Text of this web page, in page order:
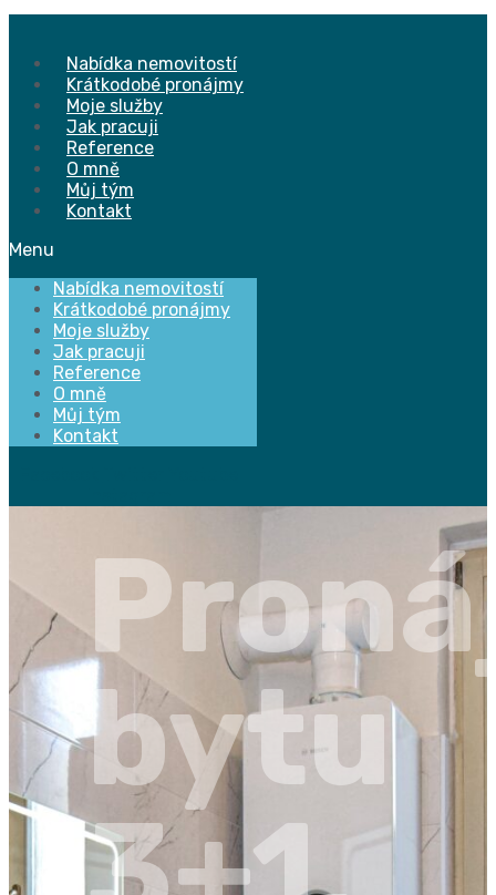
Přejít
obsahuNabídka nemovitostí
Krátkodobé pronájmy
Moje služby
Jak pracuji
Reference
O mně
Můj tým
Kontakt
Menu
Nabídka nemovitostí
Krátkodobé pronájmy
Moje služby
Jak pracuji
Reference
O mně
Můj tým
Kontakt
bytu